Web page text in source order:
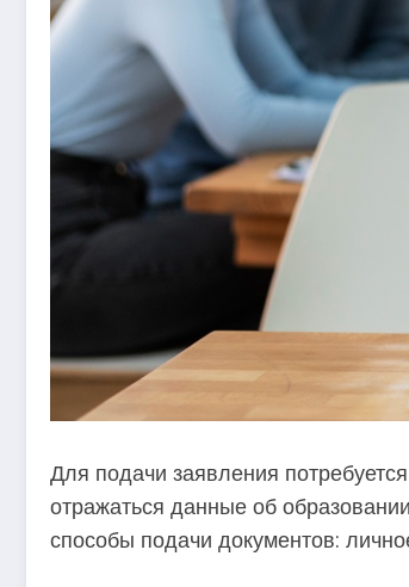
Для подачи заявления
отражаться данные об
способы подачи документов: